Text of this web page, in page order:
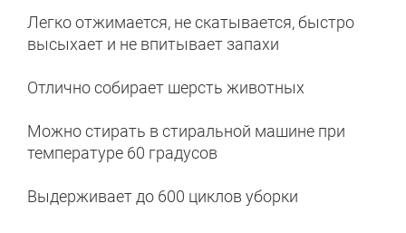
Легко отжимается, не скатывается, быстро
высыхает и не впитывает запахи
Отлично собирает шерсть животных
Можно стирать в стиральной машине при
температуре 60 градусов
Выдерживает до 600 циклов уборки